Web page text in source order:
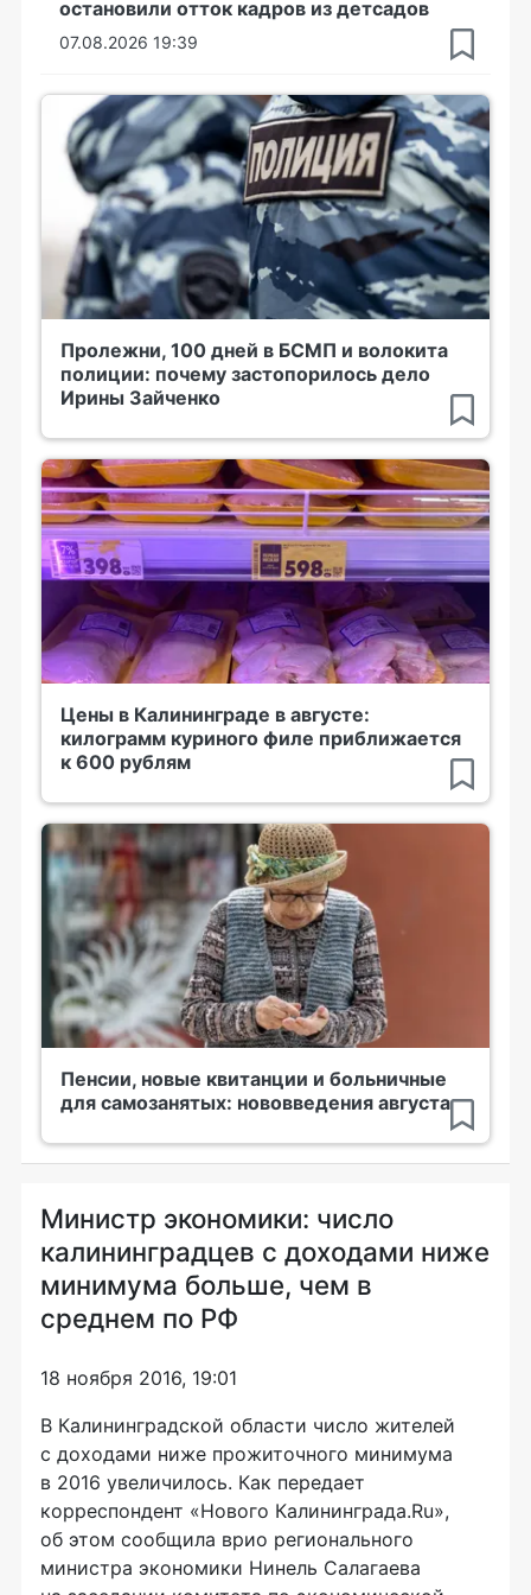
остановили отток кадров из детсадов
07.08.2026 19:39
Пролежни, 100 дней в БСМП и волокита
полиции: почему застопорилось дело
Ирины Зайченко
Цены в Калининграде в августе:
килограмм куриного филе приближается
к 600 рублям
Пенсии, новые квитанции и больничные
для самозанятых: нововведения августа
Министр экономики: число
калининградцев с доходами ниже
минимума больше, чем в
среднем по РФ
18 ноября 2016, 19:01
В Калининградской области число жителей
с доходами ниже прожиточного минимума
в 2016 увеличилось. Как передает
корреспондент «Нового Калининграда.Ru»,
об этом сообщила врио регионального
министра экономики Нинель Салагаева